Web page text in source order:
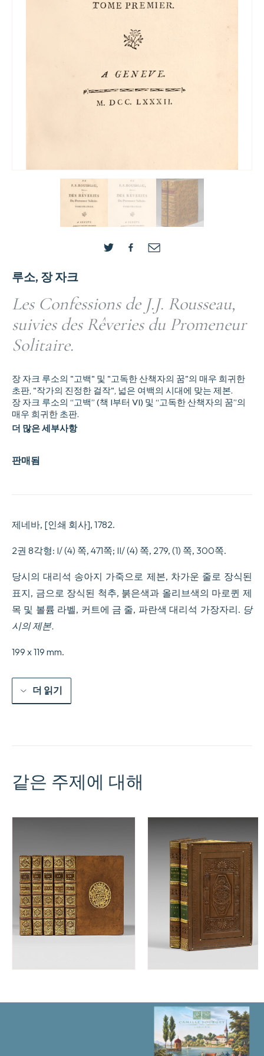
루소, 장 자크
Les Confessions de J.J. Rousseau,
suivies des Rêveries du Promeneur
Solitaire.
판매됨
장 자크 루소의 "고백" 및 "고독한 산책자의 꿈"의 매우 희귀한
초판, "작가의 진정한 걸작", 넓은 여백의 시대에 맞는 제본.
장 자크 루소의 “고백” (책 I부터 VI) 및 “고독한 산책자의 꿈”의
매우 희귀한 초판.
더 많은 세부사항
제네바, [인쇄 회사], 1782.
2권 8각형: I/ (4) 쪽, 471쪽; II/ (4) 쪽, 279, (1) 쪽, 300쪽.
당시의 대리석 송아지 가죽으로 제본, 차가운 줄로 장식된
표지, 금으로 장식된 척추, 붉은색과 올리브색의 마로퀸 제
목 및 볼륨 라벨, 커트에 금 줄, 파란색 대리석 가장자리. 당
시의 제본.
199 x 119 mm.
더 읽기
같은 주제에 대해